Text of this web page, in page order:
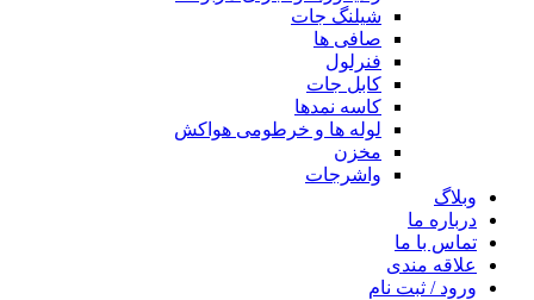
شیلنگ جات
صافی ها
فنرلول
کابل جات
کاسه نمدها
لوله ها و خرطومی هواکش
مخزن
واشرجات
وبلاگ
درباره ما
تماس با ما
علاقه مندی
ورود / ثبت نام